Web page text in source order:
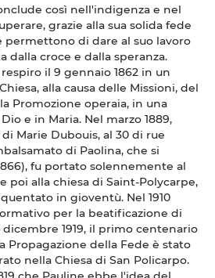
così nell'indigenza e nel
grazie alla sua solida fede
permettono di dare al suo lavoro
dalla croce e dalla speranza.
il 9 gennaio 1862 in un
alla causa delle Missioni, del
Promozione operaia, in una
e in Maria. Nel marzo 1889,
Marie Dubouis, al 30 di rue
di Paolina, che si
fu portato solennemente al
poi alla chiesa di Saint-Polycarpe,
in gioventù. Nel 1910
per la beatificazione di
dicembre 1919, il primo centenario
Propagazione della Fede è stato
nella Chiesa di San Policarpo.